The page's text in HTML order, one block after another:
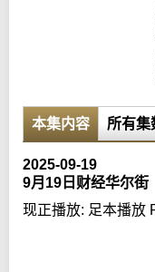
本集内容 所有集
2025-09-19
9月19日财经华尔街
现正播放: 足本播放